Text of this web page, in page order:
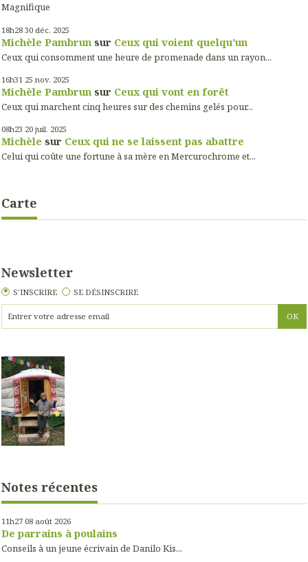
Magnifique
18h28 30 déc. 2025
Michèle Pambrun sur Ceux qui voient quelqu'un
Ceux qui consomment une heure de promenade dans un rayon...
16h31 25 nov. 2025
Michèle Pambrun sur Ceux qui vont en forêt
Ceux qui marchent cinq heures sur des chemins gelés pour...
08h23 20 juil. 2025
Michèle sur Ceux qui ne se laissent pas abattre
Celui qui coûte une fortune à sa mère en Mercurochrome et...
Carte
Newsletter
S'INSCRIRE SE DÉSINSCRIRE
Notes récentes
11h27 08 août 2026
De parrains à poulains
Conseils à un jeune écrivain de Danilo Kis...